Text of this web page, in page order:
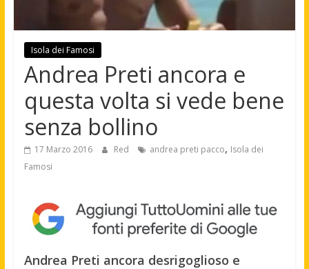
Isola dei Famosi
Andrea Preti ancora e
questa volta si vede bene
senza bollino
17 Marzo 2016 Red andrea preti pacco, Isola dei
Famosi
Andrea Preti ancora desrigoglioso e